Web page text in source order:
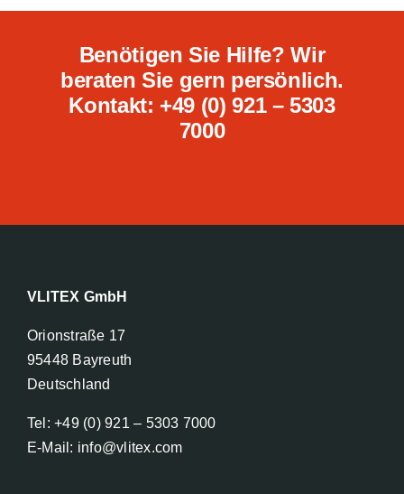
Benötigen Sie Hilfe? Wir
beraten Sie gern persönlich.
Kontakt: +49 (0) 921 – 5303
7000
VLITEX GmbH
Orionstraße 17
95448 Bayreuth
Deutschland
Tel: +49 (0) 921 – 5303 7000
E-Mail: info@vlitex.com